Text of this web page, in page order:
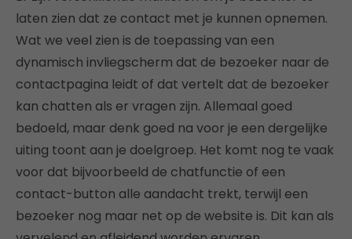
laten zien dat ze contact met je kunnen opnemen.
Wat we veel zien is de toepassing van een
dynamisch invliegscherm dat de bezoeker naar de
contactpagina leidt of dat vertelt dat de bezoeker
kan chatten als er vragen zijn. Allemaal goed
bedoeld, maar denk goed na voor je een dergelijke
uiting toont aan je doelgroep. Het komt nog te vaak
voor dat bijvoorbeeld de chatfunctie of een
contact-button alle aandacht trekt, terwijl een
bezoeker nog maar net op de website is. Dit kan als